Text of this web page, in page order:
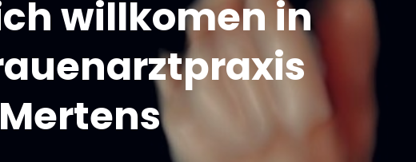
willkomen in